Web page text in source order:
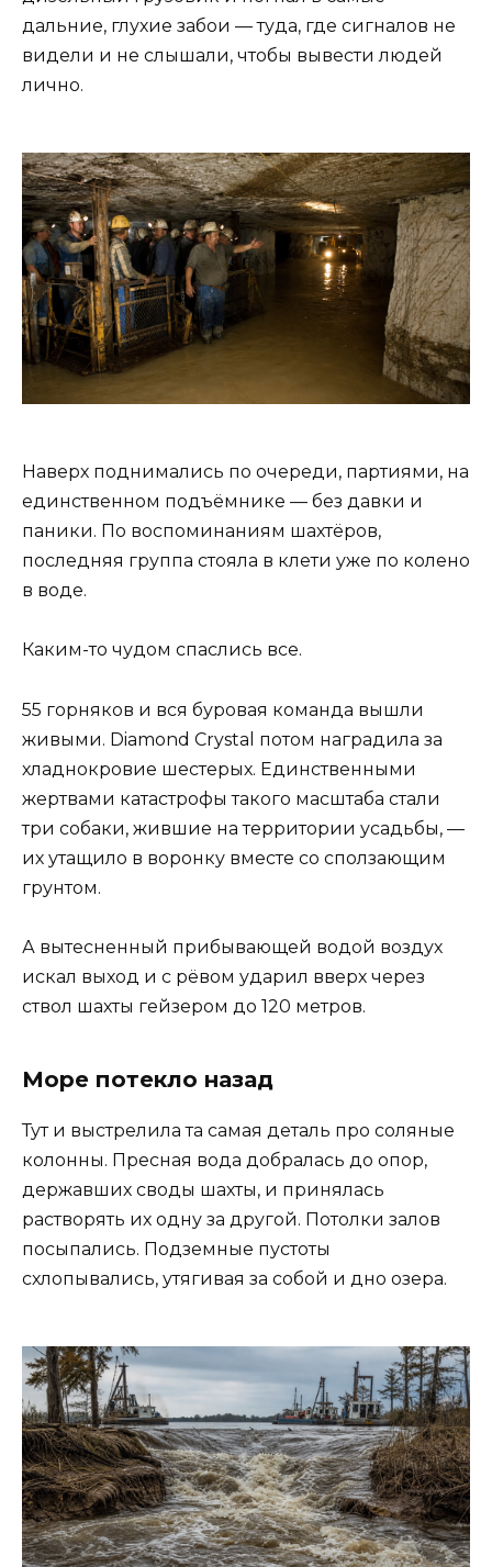
дальние, глухие забои — туда, где сигналов не
видели и не слышали, чтобы вывести людей
лично.
Наверх поднимались по очереди, партиями, на
единственном подъёмнике — без давки и
паники. По воспоминаниям шахтёров,
последняя группа стояла в клети уже по колено
в воде.
Каким-то чудом спаслись все.
55 горняков и вся буровая команда вышли
живыми. Diamond Crystal потом наградила за
хладнокровие шестерых. Единственными
жертвами катастрофы такого масштаба стали
три собаки, жившие на территории усадьбы, —
их утащило в воронку вместе со сползающим
грунтом.
А вытесненный прибывающей водой воздух
искал выход и с рёвом ударил вверх через
ствол шахты гейзером до 120 метров.
Море потекло назад
Тут и выстрелила та самая деталь про соляные
колонны. Пресная вода добралась до опор,
державших своды шахты, и принялась
растворять их одну за другой. Потолки залов
посыпались. Подземные пустоты
схлопывались, утягивая за собой и дно озера.